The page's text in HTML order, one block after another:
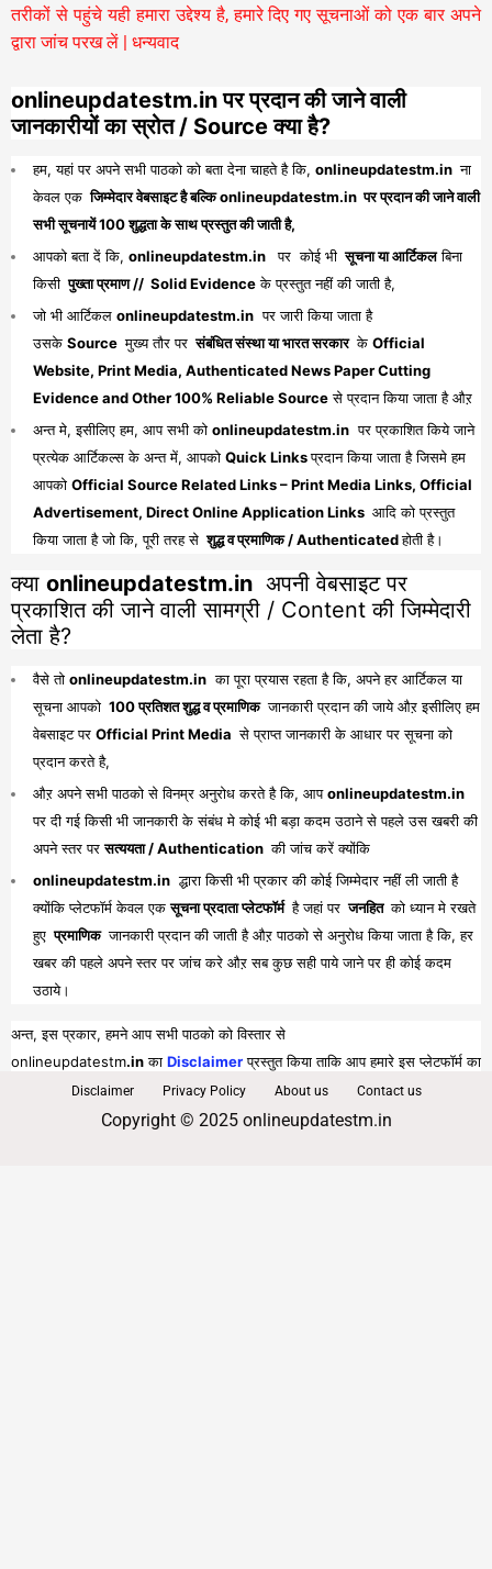
तरीकों से पहुंचे यही हमारा उद्देश्य है, हमारे दिए गए सूचनाओं को एक बार अपने
द्वारा जांच परख लें | धन्यवाद
onlineupdatestm.in पर प्रदान की जाने वाली
जानकारीयों का स्रोत / Source क्या है?
हम, यहां पर अपने सभी पाठको को बता देना चाहते है कि, onlineupdatestm.in ना
केवल एक जिम्मेदार वेबसाइट है बल्कि onlineupdatestm.in पर प्रदान की जाने वाली
सभी सूचनायें 100 शुद्धता के साथ प्रस्तुत की जाती है,
आपको बता दें कि, onlineupdatestm.in पर कोई भी सूचना या आर्टिकलबिना
किसी पुख्ता प्रमाण // Solid Evidenceके प्रस्तुत नहीं की जाती है,
जो भी आर्टिकल onlineupdatestm.in पर जारी किया जाता है
उसके Source मुख्य तौर पर संबंधित संस्था या भारत सरकार के Official
Website, Print Media, Authenticated News Paper Cutting
Evidence and Other 100% Reliable Sourceसे प्रदान किया जाता है औऱ
अन्त मे, इसीलिए हम, आप सभी को onlineupdatestm.in पर प्रकाशित किये जाने
प्रत्येक आर्टिकल्स के अन्त में, आपको Quick Linksप्रदान किया जाता है जिसमे हम
आपको Official Source Related Links – Print Media Links, Official
Advertisement, Direct Online Application Links आदि को प्रस्तुत
किया जाता है जो कि, पूरी तरह से शुद्ध व प्रमाणिक / Authenticatedहोती है।
क्या onlineupdatestm.in अपनी वेबसाइट पर
प्रकाशित की जाने वाली सामग्री / Content की जिम्मेदारी
लेता है?
वैसे तो onlineupdatestm.in का पूरा प्रयास रहता है कि, अपने हर आर्टिकल या
सूचना आपको 100 प्रतिशत शुद्ध व प्रमाणिक जानकारी प्रदान की जाये औऱ इसीलिए हम
वेबसाइट पर Official Print Media से प्राप्त जानकारी के आधार पर सूचना को
प्रदान करते है,
औऱ अपने सभी पाठको से विनम्र अनुरोध करते है कि, आपonlineupdatestm.in
पर दी गई किसी भी जानकारी के संबंध मे कोई भी बड़ा कदम उठाने से पहले उस खबरी की
अपने स्तर परसत्ययता / Authentication की जांच करें क्योंकि
onlineupdatestm.in द्धारा किसी भी प्रकार की कोई जिम्मेदार नहीं ली जाती है
क्योंकि प्लेटफॉर्म केवल एकसूचना प्रदाता प्लेटफॉर्म है जहां पर जनहित को ध्यान मे रखते
हुए प्रमाणिक जानकारी प्रदान की जाती है औऱ पाठको से अनुरोध किया जाता है कि, हर
खबर की पहले अपने स्तर पर जांच करे औऱ सब कुछ सही पाये जाने पर ही कोई कदम
उठाये।
अन्त, इस प्रकार, हमने आप सभी पाठको को विस्तार से
onlineupdatestm.inका Disclaimerप्रस्तुत किया ताकि आप हमारे इस प्लेटफॉर्म का
पूरा व भरपूर लाभ प्राप्त कर सकें।
Disclaimer Privacy Policy About us Contact us
Copyright © 2025 onlineupdatestm.in